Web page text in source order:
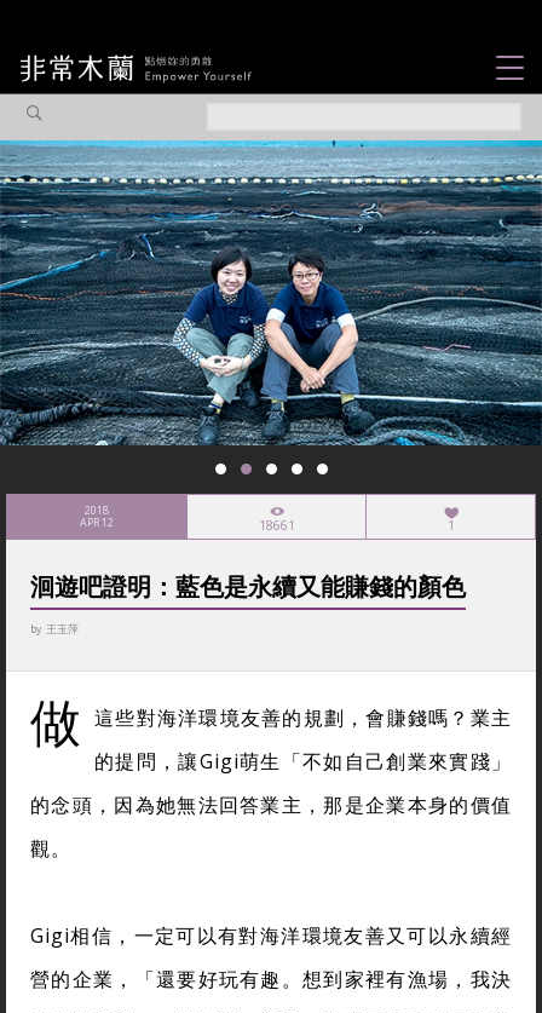
觀點專欄
焦點企劃
社會企業
認識我們
2018
APR 12 18661 1
洄遊吧證明：藍色是永續又能賺錢的顏色
by 王玉萍
做 這些對海洋環境友善的規劃，會賺錢嗎？業主
的提問，讓Gigi萌生「不如自己創業來實踐」
的念頭，因為她無法回答業主，那是企業本身的價值
觀。
Gigi相信，一定可以有對海洋環境友善又可以永續經
營的企業，「還要好玩有趣。想到家裡有漁場，我決